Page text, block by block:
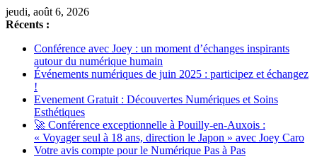
Passer
au
jeudi, août 6, 2026
Récents :
Conférence avec Joey : un moment d’échanges inspirants
autour du numérique humain
Événements numériques de juin 2025 : participez et échangez
!
Evenement Gratuit : Découvertes Numériques et Soins
Esthétiques
🚀 Conférence exceptionnelle à Pouilly-en-Auxois :
« Voyager seul à 18 ans, direction le Japon » avec Joey Caro
Votre avis compte pour le Numérique Pas à Pas